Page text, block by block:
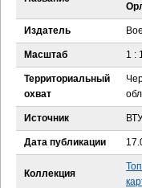
з
д
е
с
ь
Издатель
Масштаб 1 :
Территориальный
охват
Источник
Дата публикации
Коллекция